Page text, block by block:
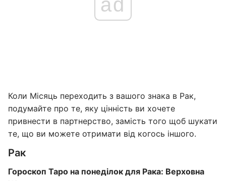
ad
Коли Місяць переходить з вашого знака в Рак,
подумайте про те, яку цінність ви хочете
привнести в партнерство, замість того щоб шукати
те, що ви можете отримати від когось іншого.
Рак
Гороскоп Таро на понеділок для Рака: Верховна